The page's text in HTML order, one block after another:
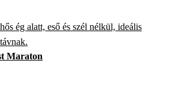
ég alatt, eső és szél nélkül, ideális
Maraton